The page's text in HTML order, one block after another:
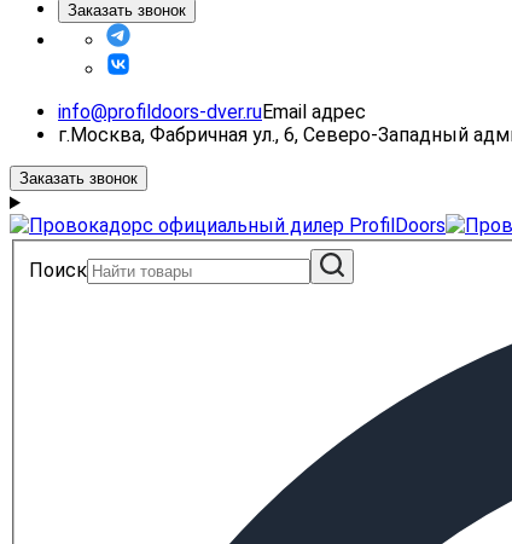
Заказать звонок
info@profildoors-dver.ruEmail адрес
г.Москва, Фабричная ул., 6, Северо-Западный
Заказать звонок
Поиск